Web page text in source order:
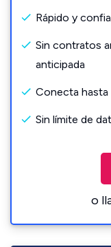
Rápido y
Sin contratos
anticipada
Conecta hasta
Sin límite de
o